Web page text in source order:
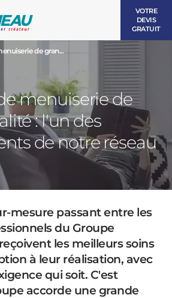
VOTRE
DEVIS
GRATUIT
de gran...
menuiserie de
: l'un des
de notre réseau
mesure passant entre les
du Groupe
les meilleurs soins
à leur réalisation, avec
qui soit. C'est
accorde une grande
FENÊTRES
CONTEMPORAINES
INTEMPORELLES
LES LUMINEUSES